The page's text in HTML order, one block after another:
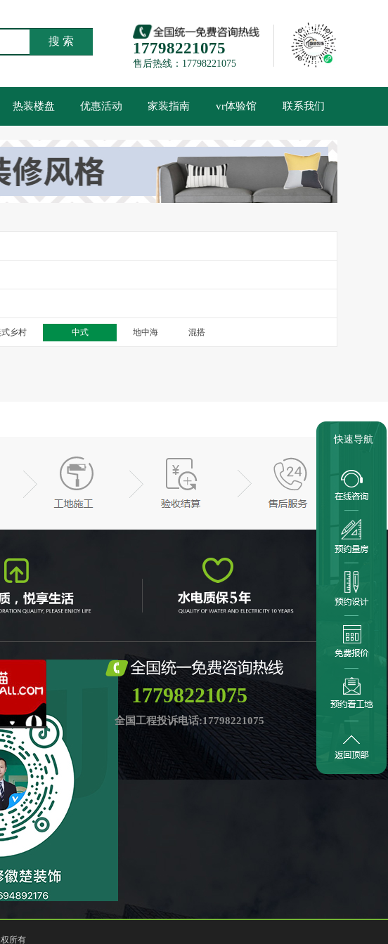
17798221075
售后热线：17798221075
搜 索
热装楼盘 优惠活动 家装指南 vr体验馆 联系我们
乡村 中式 地中海 混搭
17798221075
全国工程投诉电话:17798221075
所有
快速导航